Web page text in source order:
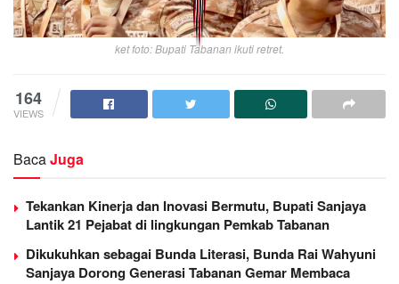
ket foto: Bupati Tabanan ikuti retret.
164
VIEWS
BacaJuga
Tekankan Kinerja dan Inovasi Bermutu, Bupati Sanjaya
Lantik 21 Pejabat di lingkungan Pemkab Tabanan
Dikukuhkan sebagai Bunda Literasi, Bunda Rai Wahyuni
Sanjaya Dorong Generasi Tabanan Gemar Membaca